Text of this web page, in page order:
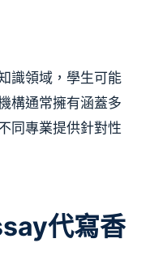
識領域，學生可能
構通常擁有涵蓋多
同專業提供針對性
代寫香